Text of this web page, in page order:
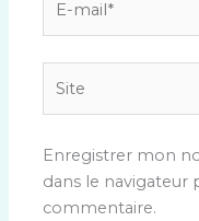
mail*
Enregistrer mon
dans le
commentaire.